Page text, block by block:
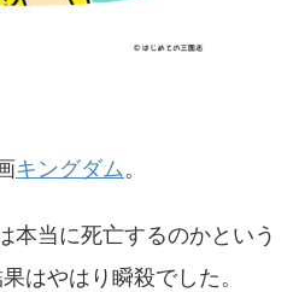
キングダム。
本当に死亡するのかという
はやはり瞬殺でした。